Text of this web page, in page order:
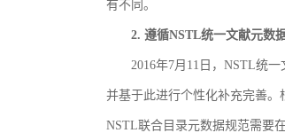
有不同。
2. 遵循NSTL统一文献元数
2016年7月11日，NSTL统
并基于此进行个性化补充完善
NSTL联合目录元数据规范需要